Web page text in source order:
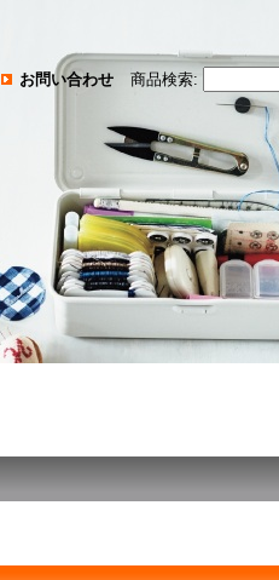
お問い合わせ 商品検索: